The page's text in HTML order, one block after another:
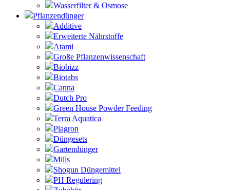
Wasserfilter & Osmose
Pflanzendünger
Additive
Erweiterte Nährstoffe
Atami
Große Pflanzenwissenschaft
Biobizz
Biotabs
Canna
Dutch Pro
Green House Powder Feeding
Terra Aquatica
Plagron
Düngesets
Gartendünger
Mills
Shogun Düngemittel
PH Regulering